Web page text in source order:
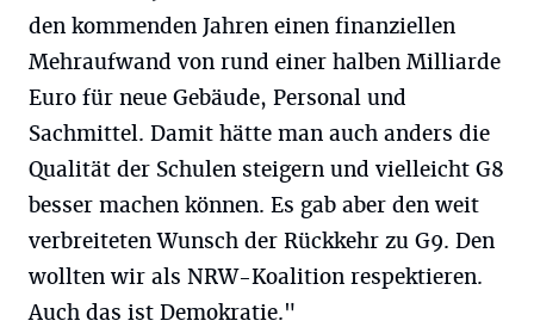
den kommenden Jahren einen finanziellen
Mehraufwand von rund einer halben Milliarde
Euro für neue Gebäude, Personal und
Sachmittel. Damit hätte man auch anders die
Qualität der Schulen steigern und vielleicht G8
besser machen können. Es gab aber den weit
verbreiteten Wunsch der Rückkehr zu G9. Den
wollten wir als NRW-Koalition respektieren.
Auch das ist Demokratie."